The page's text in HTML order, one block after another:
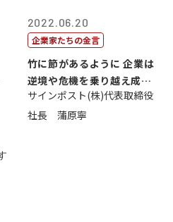
2022.06.20
企業家たちの金言
竹に節があるように 企業は
逆境や危機を乗り越え成長
する
サインポスト(株)代表取締役
社長 蒲原寧